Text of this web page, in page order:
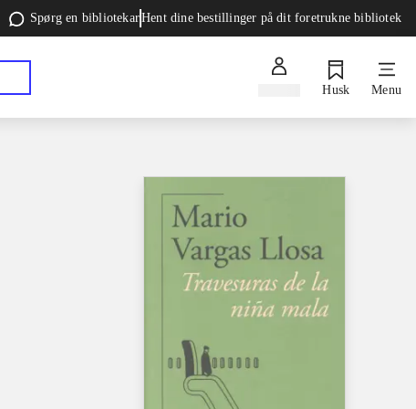
Spørg en bibliotekarHent dine bestillinger på dit foretrukne bibliotek
Husk Menu